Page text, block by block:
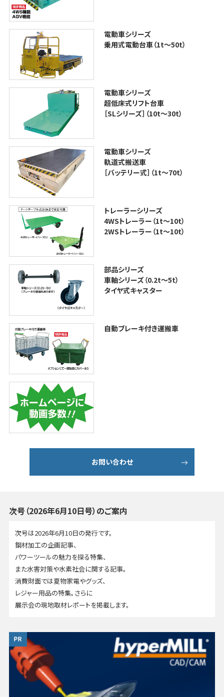
電動車シリーズ
乗用式電動台車（1t〜50t）
電動車シリーズ
超低床式リフト台車
［SLシリーズ］（10t〜30t）
電動車シリーズ
軌道式搬送車
［バッテリー式］（1t〜70t）
トレーラーシリーズ
4WSトレーラー（1t〜10t）
2WSトレーラー（1t〜10t）
部品シリーズ
車軸シリーズ（0.2t〜5t）
タイヤ式キャスター
自動ブレーキ付き運搬車
お問い合わせ
次号（2026年6月10日号）のご案内
次号は2026年6月10日の発行です。
鋼材加工の企画記事、
パワーツールの魅力を探る特集、
また水害対策や水素社会に関する記事。
消費財面では夏物家電やグッズ、
レジャー用品の特集。さらに
展示会の現地取材レポートを掲載します。